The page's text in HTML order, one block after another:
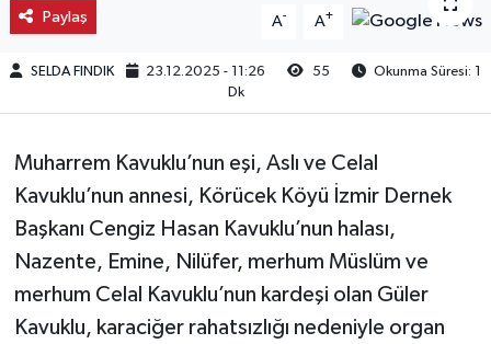
Paylaş A- A+
SELDA FINDIK 23.12.2025 - 11:26 55
Okunma Süresi: 1
Dk
Muharrem Kavuklu’nun eşi, Aslı ve Celal
Kavuklu’nun annesi, Körücek Köyü İzmir Dernek
Başkanı Cengiz Hasan Kavuklu’nun halası,
Nazente, Emine, Nilüfer, merhum Müslüm ve
merhum Celal Kavuklu’nun kardeşi olan Güler
Kavuklu, karaciğer rahatsızlığı nedeniyle organ
Laçin
Mecitözü
Oğuzlar
Ortaköy